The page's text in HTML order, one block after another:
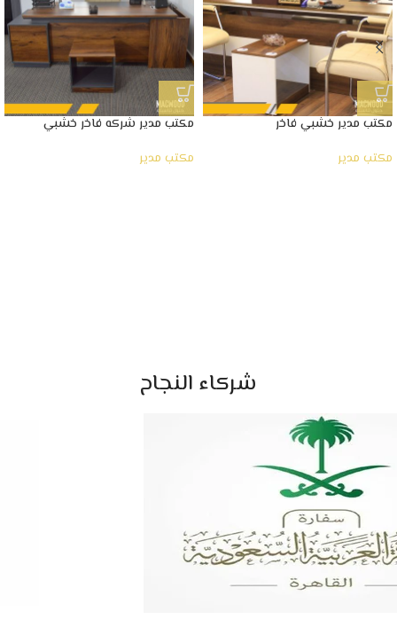
مكتب مدير خشبي فاخر
مكتب مدير
مكتب مدير شركه فاخر خشبي
مكتب مدير
شركاء النجاح